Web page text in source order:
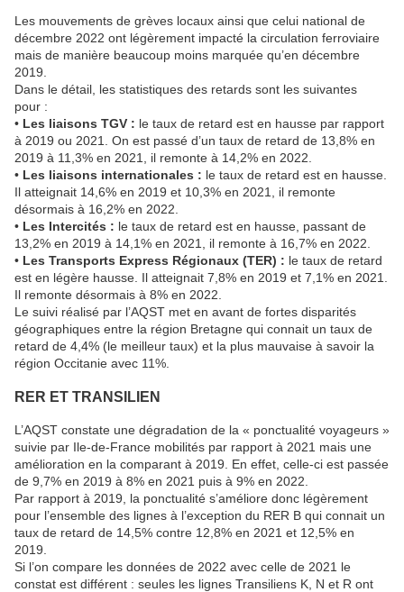
Les mouvements de grèves locaux ainsi que celui national de
décembre 2022 ont légèrement impacté la circulation ferroviaire
mais de manière beaucoup moins marquée qu’en décembre
2019.
Dans le détail, les statistiques des retards sont les suivantes
pour :
• Les liaisons TGV : le taux de retard est en hausse par rapport
à 2019 ou 2021. On est passé d’un taux de retard de 13,8% en
2019 à 11,3% en 2021, il remonte à 14,2% en 2022.
• Les liaisons internationales : le taux de retard est en hausse.
Il atteignait 14,6% en 2019 et 10,3% en 2021, il remonte
désormais à 16,2% en 2022.
• Les Intercités : le taux de retard est en hausse, passant de
13,2% en 2019 à 14,1% en 2021, il remonte à 16,7% en 2022.
• Les Transports Express Régionaux (TER) : le taux de retard
est en légère hausse. Il atteignait 7,8% en 2019 et 7,1% en 2021.
Il remonte désormais à 8% en 2022.
Le suivi réalisé par l’AQST met en avant de fortes disparités
géographiques entre la région Bretagne qui connait un taux de
retard de 4,4% (le meilleur taux) et la plus mauvaise à savoir la
région Occitanie avec 11%.
RER ET TRANSILIEN
L’AQST constate une dégradation de la « ponctualité voyageurs »
suivie par Ile-de-France mobilités par rapport à 2021 mais une
amélioration en la comparant à 2019. En effet, celle-ci est passée
de 9,7% en 2019 à 8% en 2021 puis à 9% en 2022.
Par rapport à 2019, la ponctualité s’améliore donc légèrement
pour l’ensemble des lignes à l’exception du RER B qui connait un
taux de retard de 14,5% contre 12,8% en 2021 et 12,5% en
2019.
Si l’on compare les données de 2022 avec celle de 2021 le
constat est différent : seules les lignes Transiliens K, N et R ont